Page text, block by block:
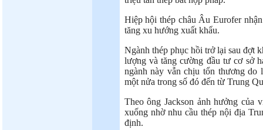
Hiệp hội thép châu Âu Eurofer
tăng xu hướng xuất khẩu.
Ngành thép phục hồi trở lại sau đợt
lượng và tăng cường đầu tư cơ sở
ngành này vẫn chịu tổn thương do
một nửa trong số đó đến từ Trung
Theo ông Jackson ảnh hưởng của
xuống nhờ nhu cầu thép nội địa
định.